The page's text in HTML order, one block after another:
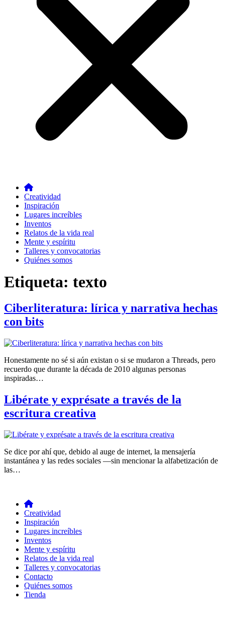
Creatividad
Inspiración
Lugares increíbles
Inventos
Relatos de la vida real
Mente y espíritu
Talleres y convocatorias
Quiénes somos
Etiqueta: texto
Ciberliteratura: lírica y narrativa hechas
con bits
Honestamente no sé si aún existan o si se mudaron a Threads, pero
recuerdo que durante la década de 2010 algunas personas
inspiradas…
Libérate y exprésate a través de la
escritura creativa
Se dice por ahí que, debido al auge de internet, la mensajería
instantánea y las redes sociales —sin mencionar la alfabetización de
las…
Creatividad
Inspiración
Lugares increíbles
Inventos
Mente y espíritu
Relatos de la vida real
Talleres y convocatorias
Contacto
Quiénes somos
Tienda